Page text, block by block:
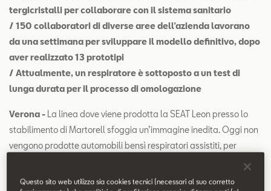
tergicristalli per collaborare con il sistema sanitario
/ 150 collaboratori di diverse aree dell’azienda lavorano
da una settimana per sviluppare il modello definitivo, dopo
aver realizzato 13 prototipi
/ Attualmente, un respiratore è sottoposto a un test di
lunga durata per il processo di omologazione
Verona - La linea dove viene prodotta la SEAT Leon presso lo
stabilimento di Martorell sfoggia un’immagine inedita. Oggi non
vengono prodotte automobili bensì respiratori assistiti, per
collaborare con il sistema sanitario in piena crisi del COVID-19.
Passare dalla produzione di automobili ai respiratori in tempi
Questo sito web utilizza sia cookies tecnici (necessari al suo corretto